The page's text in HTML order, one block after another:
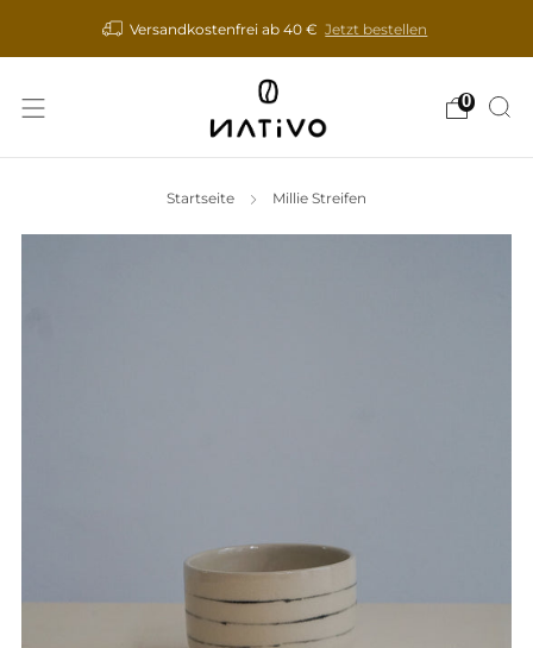
Versandkostenfrei ab 40 € Jetzt bestellen
0
Startseite Millie Streifen